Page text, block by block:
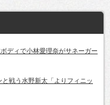
ディで小林愛理奈がサネーガー
戦う水野新太「よりフィニッ